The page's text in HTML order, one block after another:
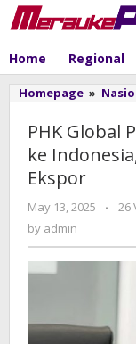
Skip
to
Home Regional
Homepage »
PHK Global
ke
Ekspor
May 13, 2025
by
-
26
by admin